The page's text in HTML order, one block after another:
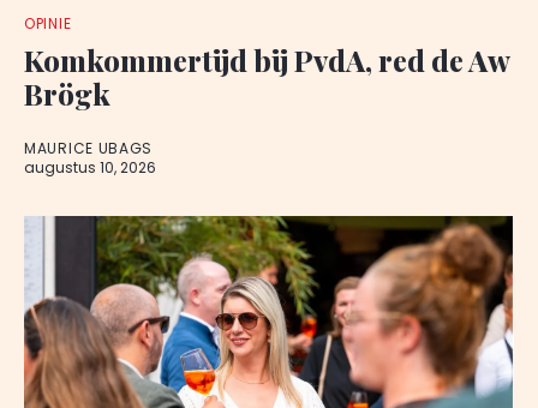
OPINIE
Komkommertijd bij PvdA, red de Aw
Brögk
MAURICE UBAGS
augustus 10, 2026